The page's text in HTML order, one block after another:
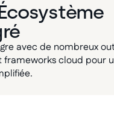
avec de nombreux
frameworks cloud pour